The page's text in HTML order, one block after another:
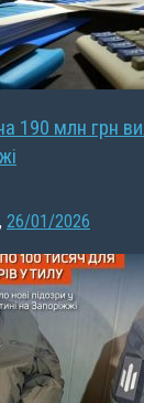
190 млн грн
, 26/01/2026